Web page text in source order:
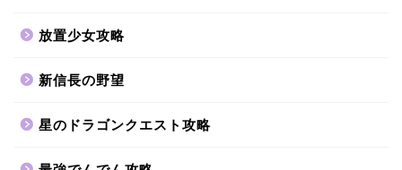
放置少女攻略
新信長の野望
星のドラゴンクエスト攻略